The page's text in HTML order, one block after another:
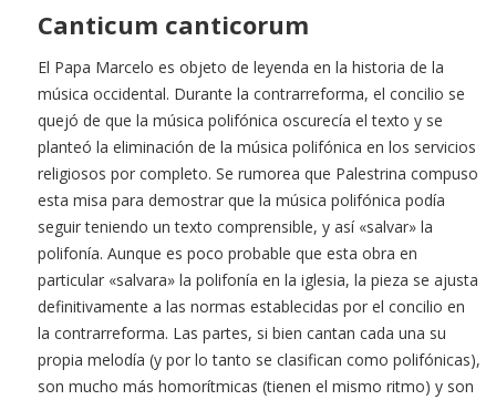
Canticum canticorum
El Papa Marcelo es objeto de leyenda en la historia de la
música occidental. Durante la contrarreforma, el concilio se
quejó de que la música polifónica oscurecía el texto y se
planteó la eliminación de la música polifónica en los servicios
religiosos por completo. Se rumorea que Palestrina compuso
esta misa para demostrar que la música polifónica podía
seguir teniendo un texto comprensible, y así «salvar» la
polifonía. Aunque es poco probable que esta obra en
particular «salvara» la polifonía en la iglesia, la pieza se ajusta
definitivamente a las normas establecidas por el concilio en
la contrarreforma. Las partes, si bien cantan cada una su
propia melodía (y por lo tanto se clasifican como polifónicas),
son mucho más homorítmicas (tienen el mismo ritmo) y son